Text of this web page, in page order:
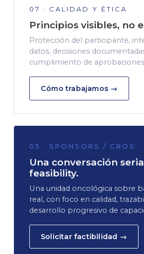
07 · CALIDAD Y ÉTICA
Principios visibles, no
Protección del participante,
datos, decisiones
cumplimiento de
Cómo trabajamos →
05 · SPONSORS / CROS
Una conversación
feasibility.
Una unidad oncológica sobre
real, con foco en calidad,
desarrollo progresivo de
Solicitar factibilidad →